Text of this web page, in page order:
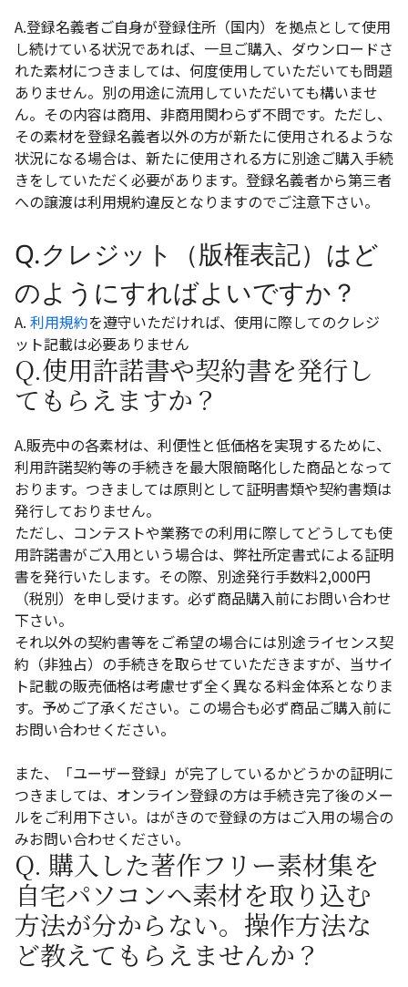
A.登録名義者ご自身が登録住所（国内）を拠点として使用
し続けている状況であれば、一旦ご購入、ダウンロードさ
れた素材につきましては、何度使用していただいても問題
ありません。別の用途に流用していただいても構いませ
ん。その内容は商用、非商用関わらず不問です。ただし、
その素材を登録名義者以外の方が新たに使用されるような
状況になる場合は、新たに使用される方に別途ご購入手続
きをしていただく必要があります。登録名義者から第三者
への譲渡は利用規約違反となりますのでご注意下さい。
Q.クレジット（版権表記）はど
のようにすればよいですか？
A. 利用規約を遵守いただければ、使用に際してのクレジ
ット記載は必要ありません
Q.使用許諾書や契約書を発行し
てもらえますか？
A.販売中の各素材は、利便性と低価格を実現するために、
利用許諾契約等の手続きを最大限簡略化した商品となって
おります。つきましては原則として証明書類や契約書類は
発行しておりません。
ただし、コンテストや業務での利用に際してどうしても使
用許諾書がご入用という場合は、弊社所定書式による証明
書を発行いたします。その際、別途発行手数料2,000円
（税別）を申し受けます。必ず商品購入前にお問い合わせ
下さい。
それ以外の契約書等をご希望の場合には別途ライセンス契
約（非独占）の手続きを取らせていただきますが、当サイ
ト記載の販売価格は考慮せず全く異なる料金体系となりま
す。予めご了承ください。この場合も必ず商品ご購入前に
お問い合わせください。
また、「ユーザー登録」が完了しているかどうかの証明に
つきましては、オンライン登録の方は手続き完了後のメー
ルをご利用下さい。はがきので登録の方はご入用の場合の
みお問い合わせください。
Q. 購入した著作フリー素材集を
自宅パソコンへ素材を取り込む
方法が分からない。操作方法な
ど教えてもらえませんか？